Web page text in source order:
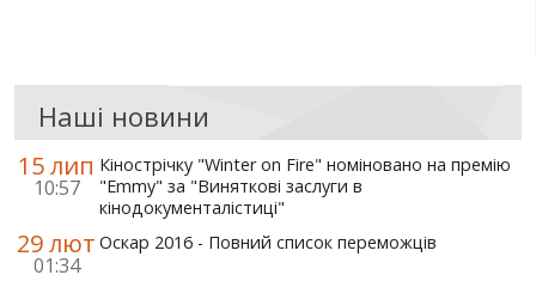
Наші новини
15 лип
10:57
Кінострічку "Winter on Fire" номіновано на премію
"Emmy" за "Виняткові заслуги в
кінодокументалістиці"
29 лют
01:34
Оскар 2016 - Повний список переможців